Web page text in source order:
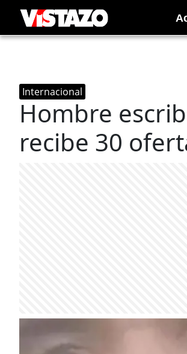
Internacional
Hombre
recibe 30